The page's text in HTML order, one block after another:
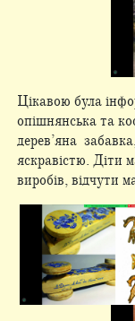
Цікавою була
опішнянська та
дерев’яна
яскравістю. Діти
виробів, відчути